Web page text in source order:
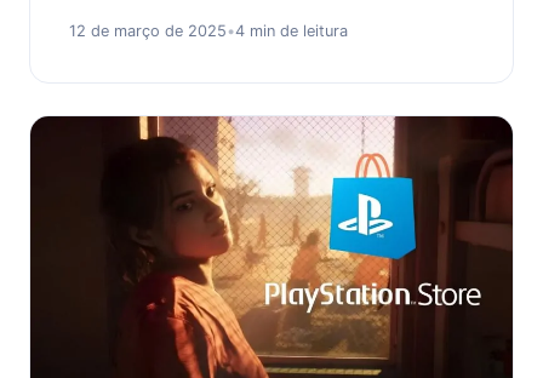
12 de março de 2025•4 min de leitura